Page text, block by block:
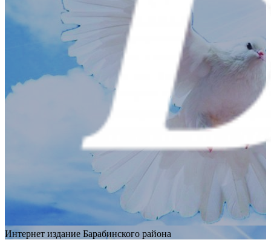
Интернет издание Барабинского района